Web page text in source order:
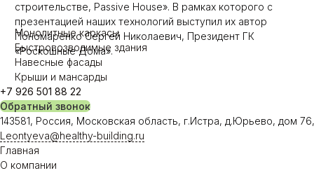
Монолитные каркасы
Быстровозводимые здания
Навесные фасады
Крыши и мансарды
+7 926 501 88 22
Обратный звонок
143581, Россия, Московская область, г.Истра, д.Юрьево, дом
Leontyeva@healthy-building.ru
Главная
О компании
строительстве, Passive House». В рамках которого с
презентацией наших технологий выступил их автор
Пономаренко Сергей Николаевич, Президент ГК
«Роскошные Дома».